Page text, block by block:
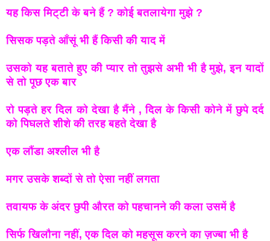
यह किस मिट्टी के बने हैं ? कोई बतलायेगा मुझे ?
सिसक पड़ते आँसूं भी हैं किसी की याद में
उसको यह बताते हुए की प्यार तो तुझसे अभी भी है मुझे, इन यादों
से तोपूछ एक बार
रो पड़ते हर दिल को देखा है मैंने , दिल के किसी कोने में छुपे दर्द
कोपिघलते शीशे की तरह बहते देखा है
एक लौंडा अश्लील भी है
मगर उसके शब्दों से तो ऐसा नहीं लगता
तवायफ के अंदर छुपी औरत को पहचानने की कला उसमें है
सिर्फ खिलौना नहीं, एक दिल को महसूस करने का ज़ज्बा भी है